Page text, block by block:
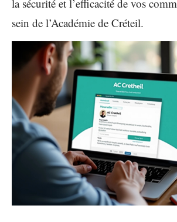
la sécurité et l’efficacité de vos
sein de l’Académie de Créteil.